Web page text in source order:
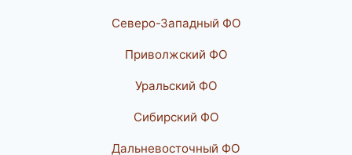
Северо-Западный ФО
Приволжский ФО
Уральский ФО
Сибирский ФО
Дальневосточный ФО